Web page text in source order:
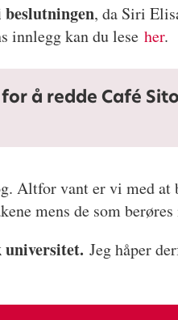
beslutningen, da Siri
innlegg kan du leseher.
å redde Café
Altfor vant er vi med
mens de som
universitet. Jeg håper